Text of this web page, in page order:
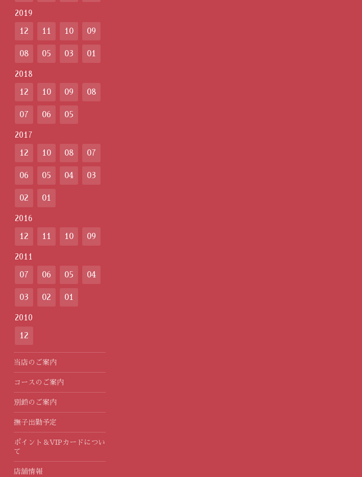
2019
12 11 10 09
08 05 03 01
2018
12 10 09 08
07 06 05
2017
12 10 08 07
06 05 04 03
02 01
2016
12 11 10 09
2011
07 06 05 04
03 02 01
2010
12
当店のご案内
コースのご案内
別館のご案内
撫子出勤予定
ポイント＆VIPカードについ
て
店舗情報